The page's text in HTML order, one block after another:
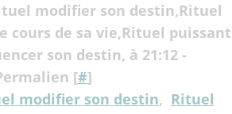
modifier son destin,Rituel
cours de sa vie,Rituel puissant
son destin, à 21:12 -
[#]
modifier son destin, Rituel